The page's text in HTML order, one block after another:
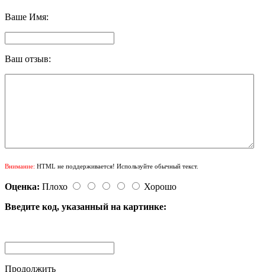
Ваше Имя:
Ваш отзыв:
Внимание: HTML не поддерживается! Используйте обычный текст.
Оценка: Плохо
Хорошо
Введите код, указанный на картинке:
Продолжить